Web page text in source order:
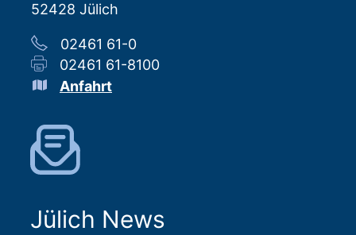
52428 Jülich
02461 61-0
02461 61-8100
Anfahrt
Jülich News